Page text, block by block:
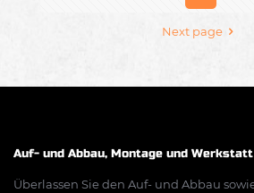
Next page
Auf- und Abbau, Montage und Werkstatt
Überlassen Sie den Auf- und Abbau